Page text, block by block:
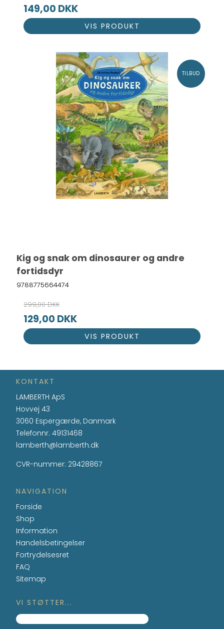
149,00 DKK
VIS PRODUKT
TILBUD
Kig og snak om dinosaurer og andre
fortidsdyr
9788775664474
299,00 DKK
129,00 DKK
VIS PRODUKT
KONTAKT
LAMBERTH ApS
Hovvej 43
3060 Espergærde, Danmark
Telefonnr.49131468
lamberth@lamberth.dk
CVR-nummer: 29428867
NAVIGATION
Forside
Shop
Information
Handelsbetingelser
Fortrydelsesret
FAQ
Sitemap
VI STØTTER...